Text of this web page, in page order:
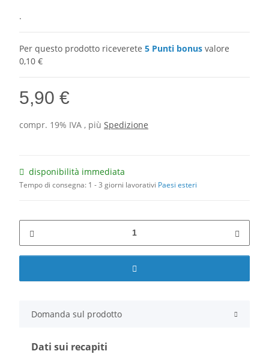
.
Per questo prodotto riceverete 5 Punti bonus valore
0,10 €
5,90 €
compr. 19% IVA , più Spedizione
disponibilità immediata
Tempo di consegna: 1 - 3 giorni lavorativi Paesi esteri
Domanda sul prodotto
Dati sui recapiti